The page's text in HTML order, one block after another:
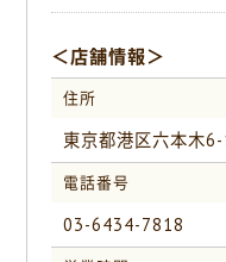
＜店舗情報＞
住所
東京都港区六本
電話番号
03-6434-7818